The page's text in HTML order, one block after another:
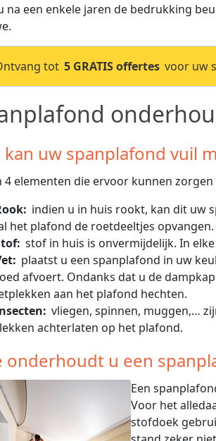
na een enkele jaren de bedrukking
tot 5 GRATIS offertes voor uw
kan uw spanplafond vuil
4 elementen die ervoor kunnen
indien u in huis rookt, kan dit uw
het plafond de roetdeeltjes
stof in huis is onvermijdelijk. In
plaatst u een spanplafond in uw
afvoert. Ondanks dat u de
aan het plafond hechten.
vliegen, spinnen, muggen,…
achterlaten op het plafond.
onderhoudt u een
Een
Voor het
stofdoek